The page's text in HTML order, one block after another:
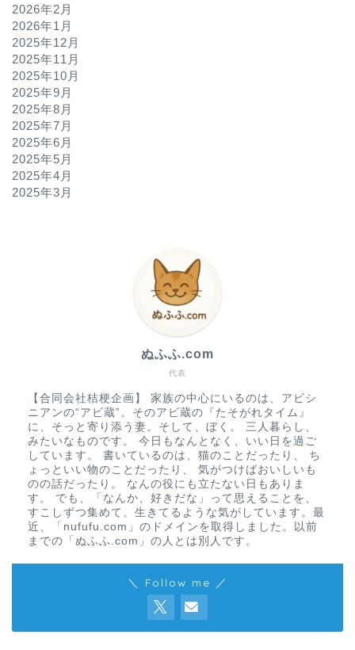
2026年2月
2026年1月
2025年12月
2025年11月
2025年10月
2025年9月
2025年8月
2025年7月
2025年6月
2025年5月
2025年4月
2025年3月
代表
ぬふふ.com
【合同会社桔梗企画】 家族の中心にいるのは、アビシ
ニアンの“アビ蔵”。そのアビ蔵の『たそがれタイム』
に、そっと寄り添う妻。そして、ぼく。 三人暮らし、
みたいなものです。 今日もなんとなく、いい日を過ご
しています。 書いているのは、猫のことだったり、 ち
ょっといい物のことだったり、 気がつけばおいしいも
のの話だったり。 なんの役にも立たない日もありま
す。 でも、「なんか、好きだな」って思えることを、
すこしずつ集めて、生きてるような気がしています。最
近、「nufufu.com」のドメインを取得しました。以前
までの「ぬふふ.com」の人とは別人です。
＼ Follow me ／